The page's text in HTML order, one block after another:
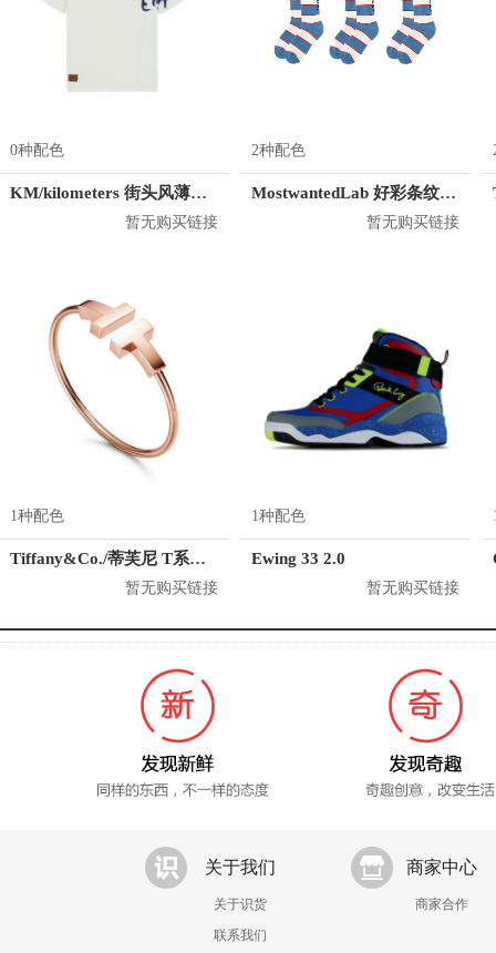
0种配色
KM/kilometers 街头风薄款印花短袖T恤 男女同款 M2X2108248
暂无购买链接
2种配色
MostwantedLab 好彩条纹袜子套装 MWL
暂无购买链接
1种配色
Tiffany&Co./蒂芙尼 T系列 18K玫瑰金手镯
暂无购买链接
1种配色
Ewing 33 2.0
暂无购买链接
关于我们
关于识货
联系我们
商家中心
商家合作